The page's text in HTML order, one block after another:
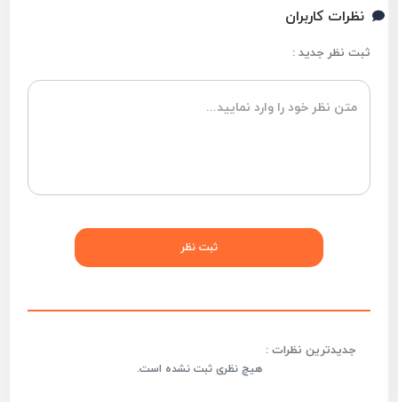
نظرات کاربران
ثبت نظر جدید :
جدیدترین نظرات :
هیچ نظری ثبت نشده است.